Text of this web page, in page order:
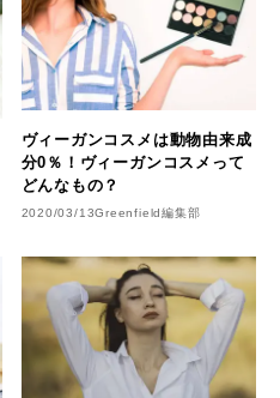
ヴィーガンコスメは動物由来成
分0％！ヴィーガンコスメって
どんなもの？
2020/03/13Greenfield編集部